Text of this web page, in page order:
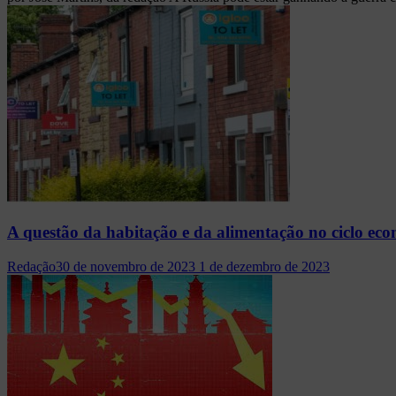
A questão da habitação e da alimentação no ciclo
Redação30 de novembro de 2023 1 de dezembro de 2023